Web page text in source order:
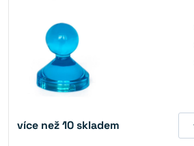
více než 10 skladem